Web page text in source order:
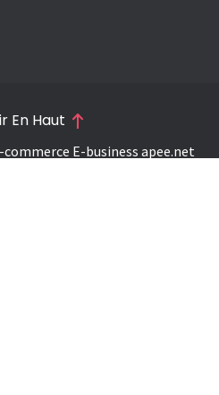
commerce E-business apee.net
En Haut